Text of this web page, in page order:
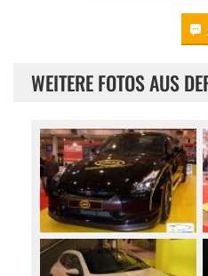
WEITERE FOTOS AUS